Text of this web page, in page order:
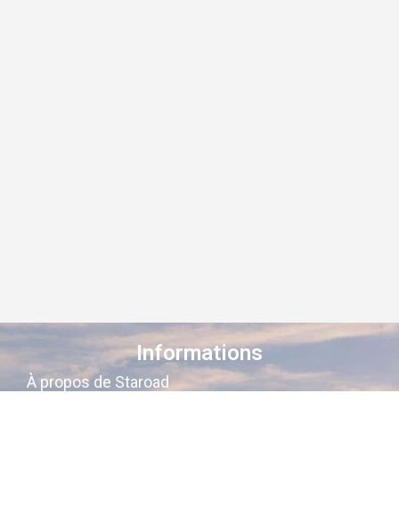
Informations
À propos de Staroad